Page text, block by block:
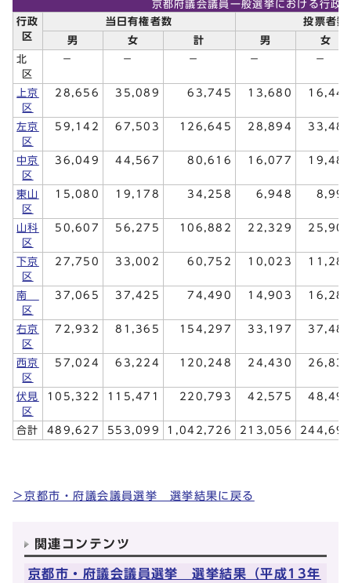
京都府議会議員一般選挙における行政
行政
区
当日有権者数
投票者数
男
女 計 男
女
北
区
－ － － － －
上京
区
28,656 35,089 63,745 13,680
左京
区
59,142 67,503 126,645 28,894
中京
区
36,049 44,567 80,616 16,077
東山
区
15,080 19,178 34,258 6,948
山科
区
50,607 56,275 106,882 22,329
下京
区
27,750 33,002 60,752 10,023
南
区
37,065 37,425 74,490 14,903
右京
区
72,932 81,365 154,297 33,197
西京
区
57,024 63,224 120,248 24,430
伏見
区
105,322 115,471 220,793 42,575
合計 489,627 553,099 1,042,726 213,056
＞京都市・府議会議員選挙 選挙結果に戻る
関連コンテンツ
京都市・府議会議員選挙 選挙結果（平成13年